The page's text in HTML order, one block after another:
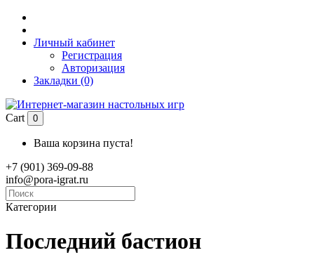
Личный кабинет
Регистрация
Авторизация
Закладки (0)
Cart 0
Ваша корзина пуста!
+7 (901) 369-09-88
info@pora-igrat.ru
Категории
Последний бастион